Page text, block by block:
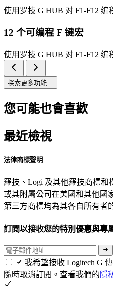
使用罗技 G HUB 对 F1-F12 编
12 个可编程 F 键宏
使用罗技 G HUB 对 F1-F12 编
探索更多功能
您可能也會喜歡
最近檢視
法律商標聲明
羅技、Logi 及其他羅技商標和
或其附屬公司在美國和其他國
第三方商標均為其各自所有者
訂閱以接收您的特別優惠與專
我希望接收 Logitech G
隨時取消訂閱。查看我們的隱